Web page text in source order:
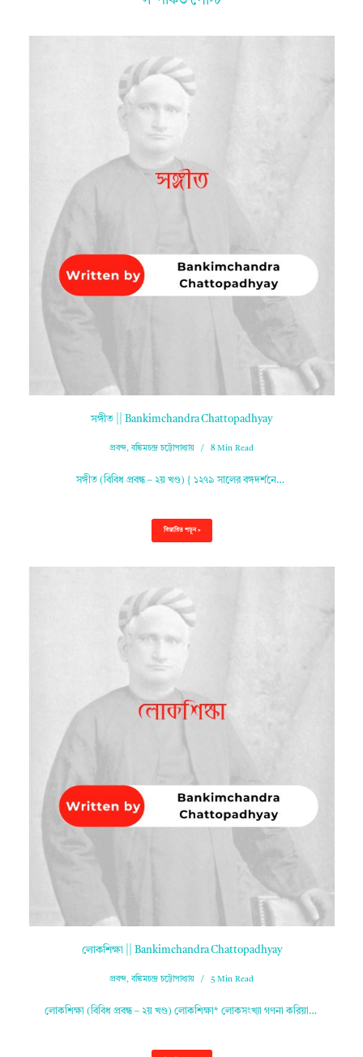
সঙ্গীত || Bankimchandra Chattopadhyay
প্রবন্দ,বঙ্কিমচন্দ্র চট্টোপাধ্যায় 8 Min Read
সঙ্গীত (বিবিধ প্রবন্ধ – ২য় খণ্ড) { ১২৭৯ সালের বঙ্গদর্শনে…
বিস্তারিত পড়ুন »
লোকশিক্ষা || Bankimchandra Chattopadhyay
প্রবন্দ,বঙ্কিমচন্দ্র চট্টোপাধ্যায় 5 Min Read
লোকশিক্ষা (বিবিধ প্রবন্ধ – ২য় খণ্ড) লোকশিক্ষা* লোকসংখ্যা গণনা করিয়া…